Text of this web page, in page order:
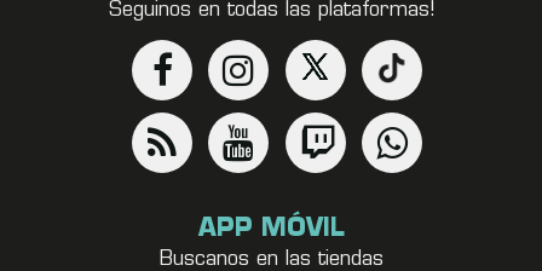
Seguinos en todas las plataformas!
APP MÓVIL
Buscanos en las tiendas